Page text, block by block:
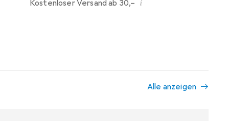
Kostenloser Versand ab 30,– i
Alle anzeigen